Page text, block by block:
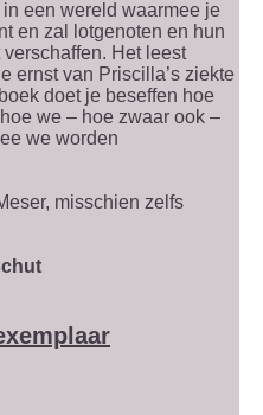
een wereld waarmee je
en zal lotgenoten en hun
Het leest
ernst van Priscilla’s ziekte
doet je beseffen hoe
we – hoe zwaar ook –
we worden
misschien zelfs